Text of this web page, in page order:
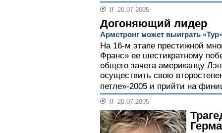
// 20.07.2005
Догоняющий лидер
Армстронг может выиграть
На 16-м этапе престижной
Франс» ее шестикратному
общего зачета американцу
осуществить свою
петле»-2005 и прийти на
// 20.07.2005